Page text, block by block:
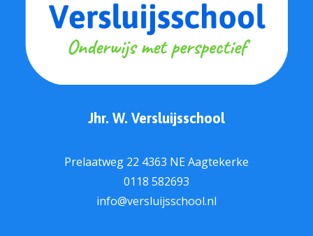
Jhr. W. Versluijsschool
Prelaatweg 22 4363 NE Aagtekerke
0118 582693
info@versluijsschool.nl